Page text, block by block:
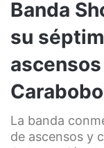
Banda
su
Carabobo
La banda
de ascensos y